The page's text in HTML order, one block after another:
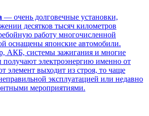
— очень долговечные установки,
десятков тысяч километров
работу многочисленной
оснащены японские автомобили.
АКБ, системы зажигания и многие
получают электроэнергию именно от
элемент выходит из строя, то чаще
эксплуатацией или недавно
мероприятиями.